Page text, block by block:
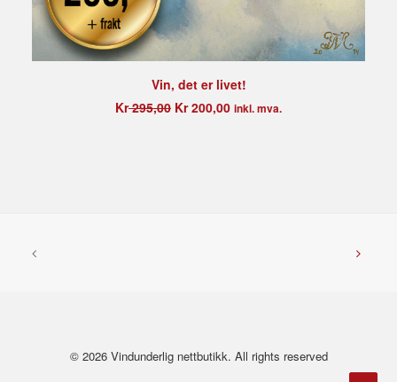
KJØP
Vin, det er livet!
kr295,00 kr200,00 inkl. mva.
© 2026 Vindunderlig nettbutikk. All rights reserved